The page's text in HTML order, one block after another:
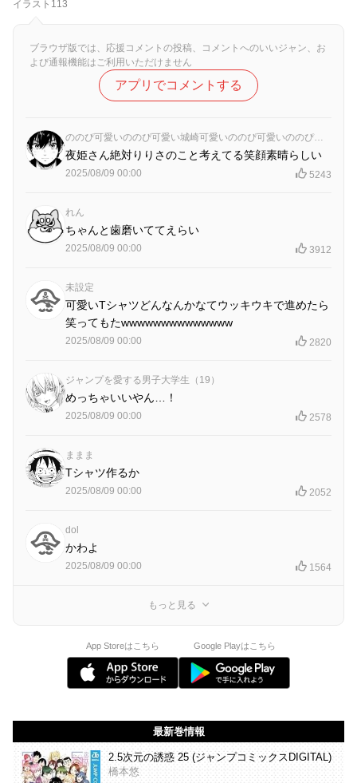
イラスト113
ブラウザ版では、応援コメントの投稿、コメントへのいいジャン、お
よび通報機能はご利用いただけません
アプリでコメントする
ののぴ可愛いののぴ可愛い城崎可愛いののぴ可愛いののぴ可愛いののぴ可愛いののぴ可愛いののぴ可愛いののぴ可愛いののぴ可愛いののぴ可愛いののぴ可愛いののぴ可愛いののぴ可愛いののぴ可愛いののぴ可愛いののぴ可愛いののぴ可愛いののぴ可愛い
夜姫さん絶対りりさのこと考えてる笑顔素晴らしい
2025/08/09 00:00 5243
れん
ちゃんと歯磨いててえらい
2025/08/09 00:00 3912
未設定
可愛いTシャツどんなんかなてウッキウキで進めたら
笑ってもたwwwwwwwwwwwwww
2025/08/09 00:00 2820
ジャンプを愛する男子大学生（19）
めっちゃいいやん…！
2025/08/09 00:00 2578
ままま
Tシャツ作るか
2025/08/09 00:00 2052
dol
かわよ
2025/08/09 00:00 1564
もっと見る
App Storeはこちら Google Playはこちら
最新巻情報
2.5次元の誘惑 25 (ジャンプコミックスDIGITAL)
橋本悠